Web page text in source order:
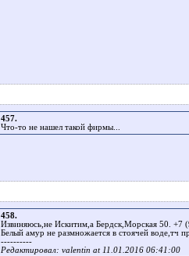
457.
Что-то не нашел такой фирмы...
458.
Извиняюсь,не Искитим,а Бердск,Морская 50. +7
Белый амур не размножается в стоячей воде,тч
----------
Редактировал: valentin at 11.01.2016 06:41:00